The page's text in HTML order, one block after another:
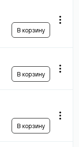
В корзину
В корзину
В корзину